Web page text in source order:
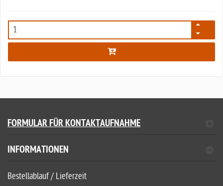
7277
FORMULAR FÜR KONTAKTAUFNAHME
INFORMATIONEN
Bestellablauf / Lieferzeit